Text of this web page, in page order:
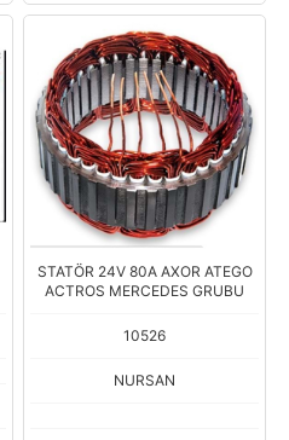
STATÖR 24V 80A AXOR ATEGO
ACTROS MERCEDES GRUBU
10526
NURSAN